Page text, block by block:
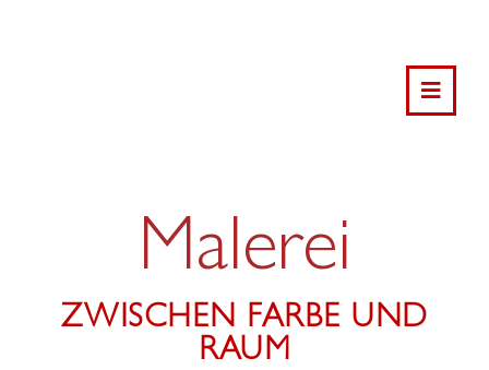
Malerei
ZWISCHEN FARBE UND
RAUM